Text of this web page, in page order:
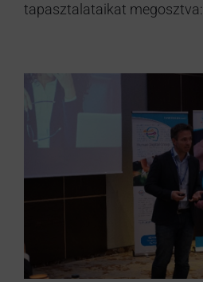
tapasztalataikat megosztva: